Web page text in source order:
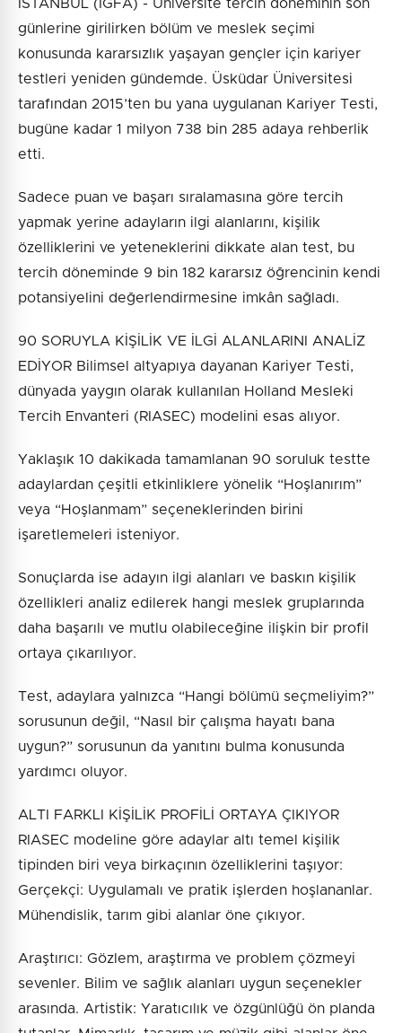
İSTANBUL (İGFA) - Üniversite tercih döneminin son
günlerine girilirken bölüm ve meslek seçimi
konusunda kararsızlık yaşayan gençler için kariyer
testleri yeniden gündemde. Üsküdar Üniversitesi
tarafından 2015’ten bu yana uygulanan Kariyer Testi,
bugüne kadar 1 milyon 738 bin 285 adaya rehberlik
etti.
Sadece puan ve başarı sıralamasına göre tercih
yapmak yerine adayların ilgi alanlarını, kişilik
özelliklerini ve yeteneklerini dikkate alan test, bu
tercih döneminde 9 bin 182 kararsız öğrencinin kendi
potansiyelini değerlendirmesine imkân sağladı.
90 SORUYLA KİŞİLİK VE İLGİ ALANLARINI ANALİZ
EDİYOR Bilimsel altyapıya dayanan Kariyer Testi,
dünyada yaygın olarak kullanılan Holland Mesleki
Tercih Envanteri (RIASEC) modelini esas alıyor.
Yaklaşık 10 dakikada tamamlanan 90 soruluk testte
adaylardan çeşitli etkinliklere yönelik “Hoşlanırım”
veya “Hoşlanmam” seçeneklerinden birini
işaretlemeleri isteniyor.
Sonuçlarda ise adayın ilgi alanları ve baskın kişilik
özellikleri analiz edilerek hangi meslek gruplarında
daha başarılı ve mutlu olabileceğine ilişkin bir profil
ortaya çıkarılıyor.
Test, adaylara yalnızca “Hangi bölümü seçmeliyim?”
sorusunun değil, “Nasıl bir çalışma hayatı bana
uygun?” sorusunun da yanıtını bulma konusunda
yardımcı oluyor.
ALTI FARKLI KİŞİLİK PROFİLİ ORTAYA ÇIKIYOR
RIASEC modeline göre adaylar altı temel kişilik
tipinden biri veya birkaçının özelliklerini taşıyor:
Gerçekçi: Uygulamalı ve pratik işlerden hoşlananlar.
Mühendislik, tarım gibi alanlar öne çıkıyor.
Araştırıcı: Gözlem, araştırma ve problem çözmeyi
sevenler. Bilim ve sağlık alanları uygun seçenekler
arasında. Artistik: Yaratıcılık ve özgünlüğü ön planda